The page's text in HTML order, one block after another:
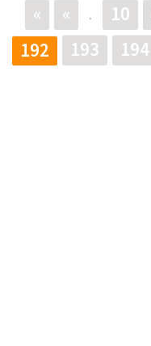
« « . 10
192
193 194